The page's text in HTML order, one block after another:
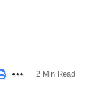
2 Min Read